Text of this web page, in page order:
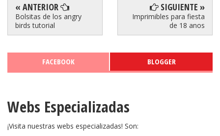
« ANTERIOR
Bolsitas de los angry
birds tutorial
SIGUIENTE »
Imprimibles para fiesta
de 18 anos
FACEBOOK BLOGGER
Webs Especializadas
¡Visita nuestras webs especializadas! Son: